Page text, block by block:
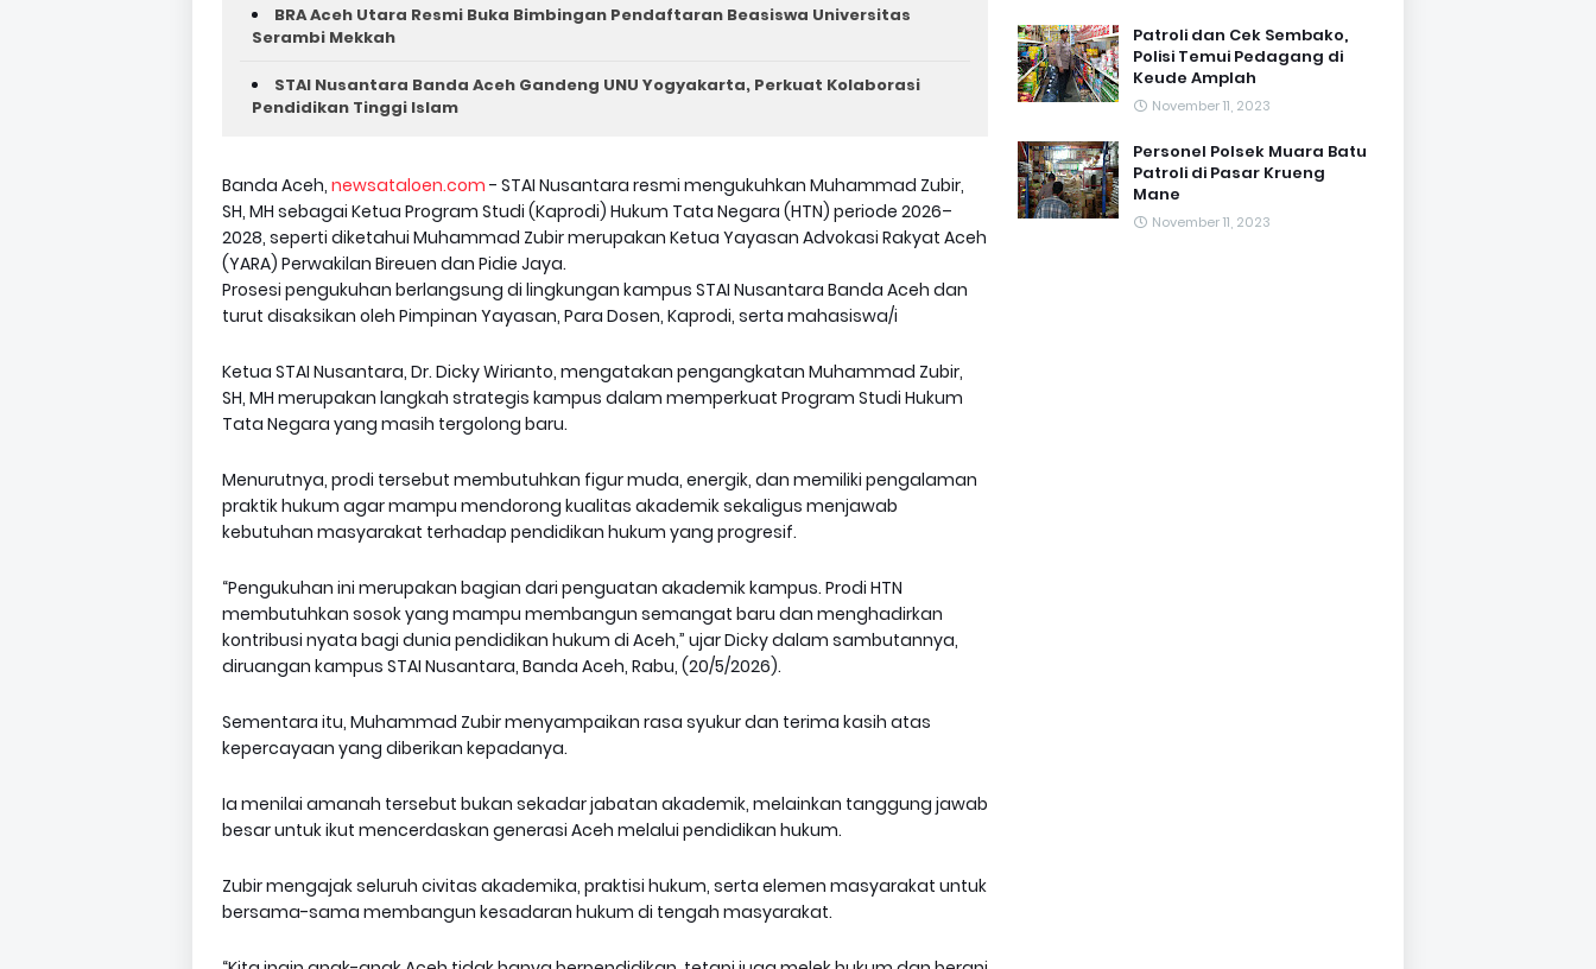
BRA Aceh Utara Resmi Buka Bimbingan Pendaftaran Beasiswa Universitas
Serambi Mekkah
STAI Nusantara Banda Aceh Gandeng UNU Yogyakarta, Perkuat Kolaborasi
Pendidikan Tinggi Islam
Banda Aceh, newsataloen.com - STAI Nusantara resmi mengukuhkan Muhammad Zubir,
SH, MH sebagai Ketua Program Studi (Kaprodi) Hukum Tata Negara (HTN) periode 2026–
2028, seperti diketahui Muhammad Zubir merupakan Ketua Yayasan Advokasi Rakyat Aceh
(YARA) Perwakilan Bireuen dan Pidie Jaya.
‎Prosesi pengukuhan berlangsung di lingkungan kampus STAI Nusantara Banda Aceh dan
turut disaksikan oleh Pimpinan Yayasan, Para Dosen, Kaprodi, serta mahasiswa/i
‎Ketua STAI Nusantara, Dr. Dicky Wirianto, mengatakan pengangkatan Muhammad Zubir,
SH, MH merupakan langkah strategis kampus dalam memperkuat Program Studi Hukum
Tata Negara yang masih tergolong baru.
‎Menurutnya, prodi tersebut membutuhkan figur muda, energik, dan memiliki pengalaman
praktik hukum agar mampu mendorong kualitas akademik sekaligus menjawab
kebutuhan masyarakat terhadap pendidikan hukum yang progresif.
‎“Pengukuhan ini merupakan bagian dari penguatan akademik kampus. Prodi HTN
membutuhkan sosok yang mampu membangun semangat baru dan menghadirkan
kontribusi nyata bagi dunia pendidikan hukum di Aceh,” ujar Dicky dalam sambutannya,
diruangan kampus STAI Nusantara, Banda Aceh, Rabu, (20/5/2026).
‎Sementara itu, Muhammad Zubir menyampaikan rasa syukur dan terima kasih atas
kepercayaan yang diberikan kepadanya.
‎Ia menilai amanah tersebut bukan sekadar jabatan akademik, melainkan tanggung jawab
besar untuk ikut mencerdaskan generasi Aceh melalui pendidikan hukum.
‎Zubir mengajak seluruh civitas akademika, praktisi hukum, serta elemen masyarakat untuk
bersama-sama membangun kesadaran hukum di tengah masyarakat.
Patroli dan Cek Sembako,
Polisi Temui Pedagang di
Keude Amplah
November 11, 2023
Personel Polsek Muara Batu
Patroli di Pasar Krueng
Mane
November 11, 2023